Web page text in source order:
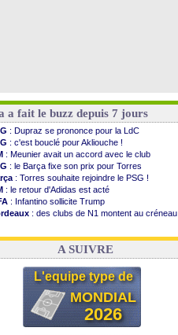
a fait le buzz depuis 7 jours
: Dupraz se prononce pour la LdC
: c'est bouclé pour Akliouche !
: Meunier avait un accord avec le club
: le Barça fixe son prix pour Torres
: Torres souhaite rejoindre le PSG !
: le retour d'Adidas est acté
: Infantino sollicite Trump
: des clubs de N1 montent au créneau
: le démenti de Leipzig pour Diomandé
A SUIVRE
L'equipe type de
MONDIAL
2026